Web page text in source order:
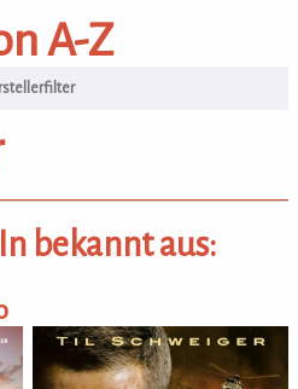
A-Z
bekannt aus: